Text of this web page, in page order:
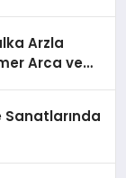
Arzla
Arca ve
Sanatlarında